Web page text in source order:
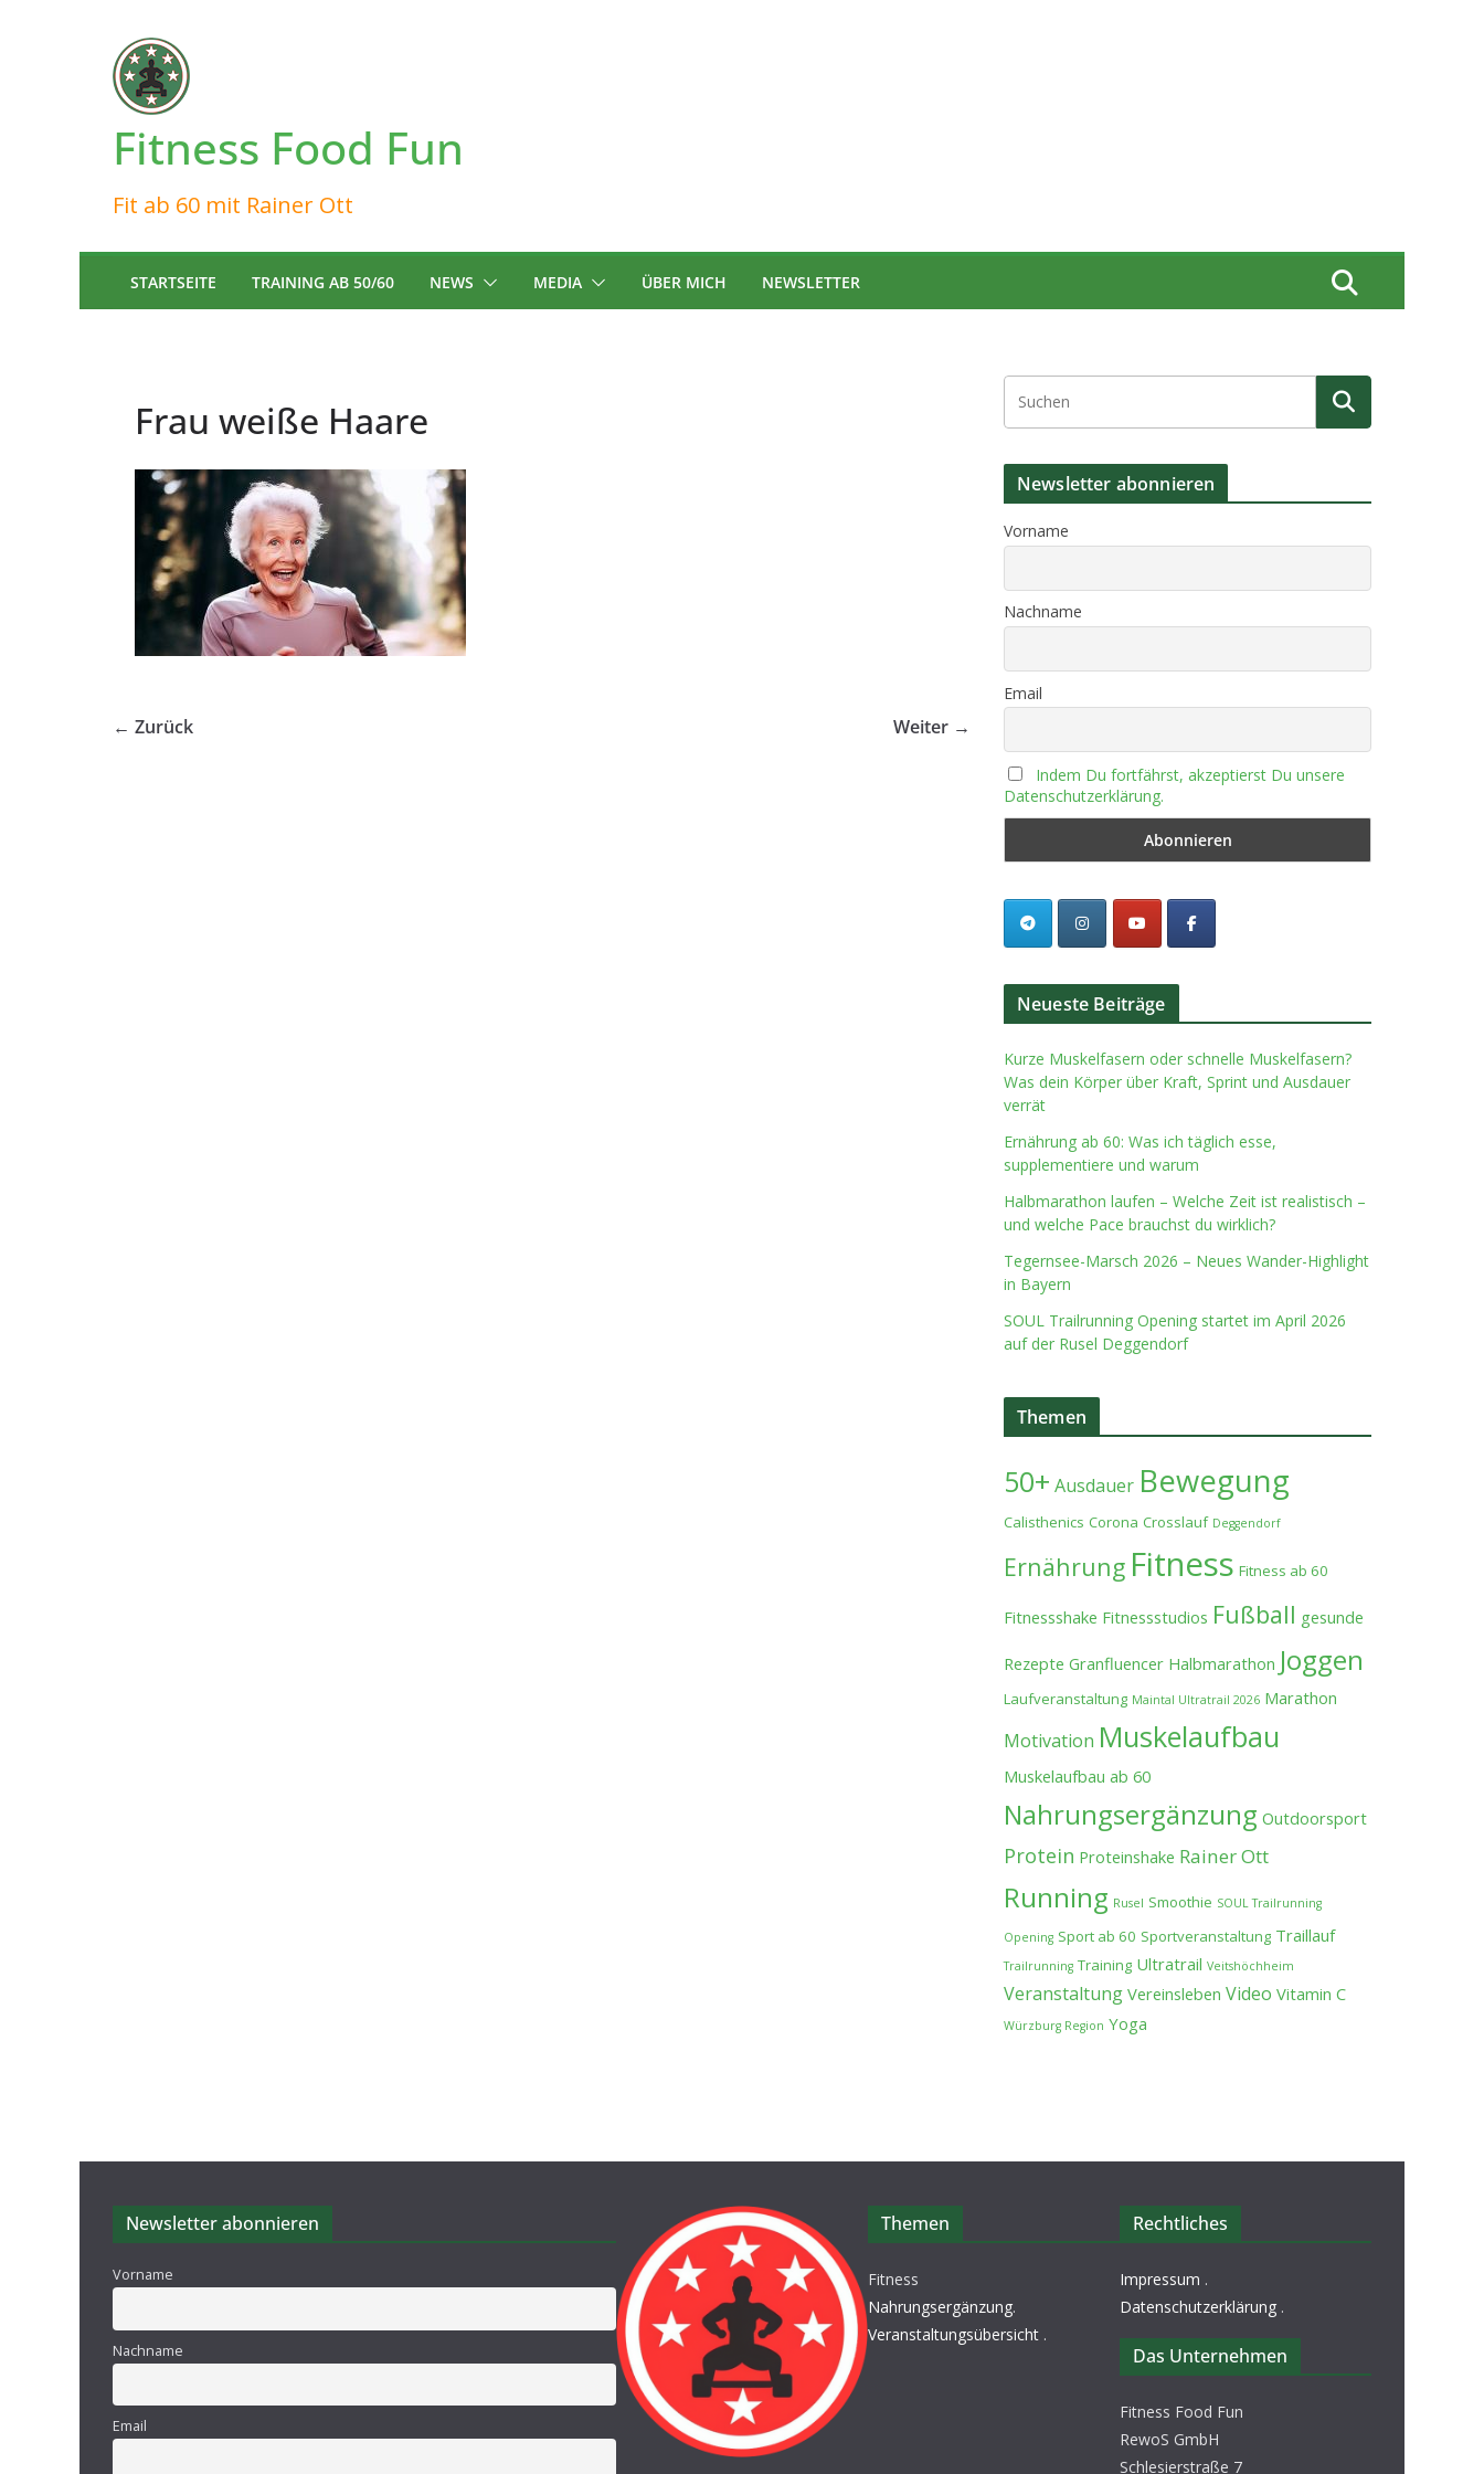
Inhalt
springen
Fitness Food Fun
Fit ab 60 mit Rainer Ott
STARTSEITE TRAINING AB 50/60 NEWS MEDIA ÜBER MICH NEWSLETTER
Frau weiße Haare
← Zurück Weiter →
Newsletter abonnieren
Vorname
Nachname
Email
Indem Du fortfährst, akzeptierst Du unsere
Datenschutzerklärung.
Neueste Beiträge
Kurze Muskelfasern oder schnelle Muskelfasern?
Was dein Körper über Kraft, Sprint und Ausdauer
verrät
Ernährung ab 60: Was ich täglich esse,
supplementiere und warum
Halbmarathon laufen – Welche Zeit ist realistisch –
und welche Pace brauchst du wirklich?
Tegernsee-Marsch 2026 – Neues Wander-Highlight
in Bayern
SOUL Trailrunning Opening startet im April 2026
auf der Rusel Deggendorf
Themen
50+ Ausdauer Bewegung
Calisthenics Corona Crosslauf Deggendorf
Ernährung Fitness Fitness ab 60
Fitnessshake Fitnessstudios Fußball gesunde
Rezepte Granfluencer Halbmarathon Joggen
Laufveranstaltung Maintal Ultratrail 2026 Marathon
Motivation Muskelaufbau
Muskelaufbau ab 60
Nahrungsergänzung Outdoorsport
Protein Proteinshake Rainer Ott
Running Rusel Smoothie SOUL Trailrunning
Opening Sport ab 60 Sportveranstaltung Traillauf
Trailrunning Training Ultratrail Veitshöchheim
Veranstaltung Vereinsleben Video Vitamin C
Würzburg Region Yoga
Newsletter abonnieren
Vorname
Nachname
Email
Themen
Fitness
Nahrungsergänzung.
Veranstaltungsübersicht .
Rechtliches
Impressum .
Datenschutzerklärung .
Das Unternehmen
Fitness Food Fun
RewoS GmbH
Schlesierstraße 7